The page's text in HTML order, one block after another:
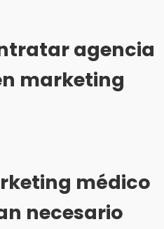
agencia
marketing
médico
necesario